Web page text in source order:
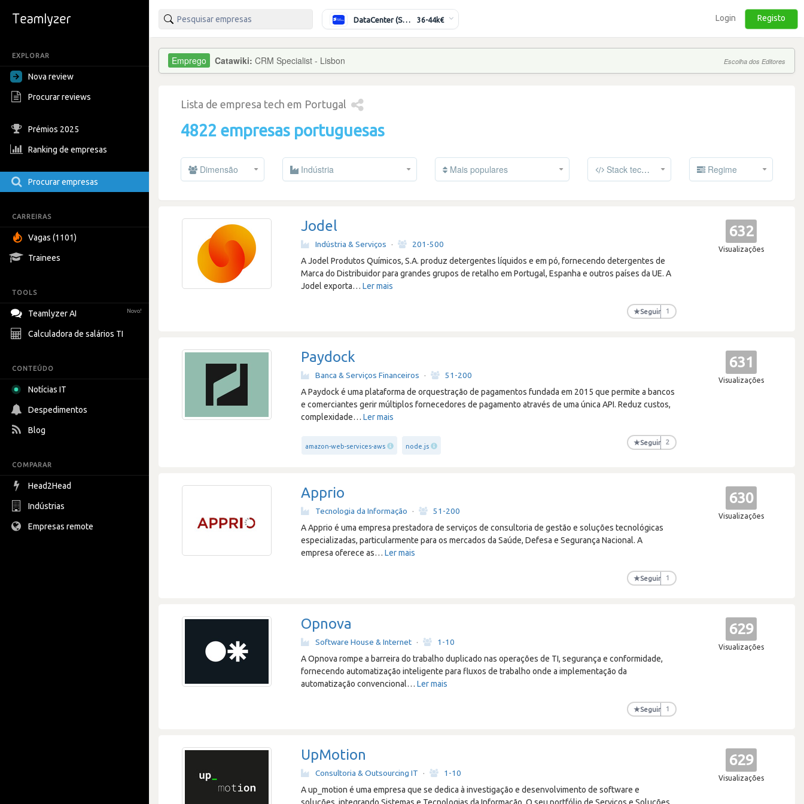
EXPLORAR
Nova review
Procurar reviews
Prémios 2025
Ranking de empresas
Procurar empresas
CARREIRAS
Vagas (1101)
Trainees
TOOLS
Teamlyzer AI Novo!
Calculadora de salários TI
CONTEÚDO
Notícias IT
Despedimentos
Blog
COMPARAR
Head2Head
Indústrias
Empresas remote
DataCenter (Switching/Routing) Sénior 36-44k€ Login Registo
Catawiki: CRM Specialist - Lisbon Escolha dos Editores
Lista de empresa tech em Portugal
4822 empresas portuguesas
Dimensão Indústria Mais populares Stack tecnológico Regime
Jodel
Indústria & Serviços ·
201-500
A Jodel Produtos Químicos, S.A. produz detergentes líquidos e em pó, fornecendo detergentes de
Marca do Distribuidor para grandes grupos de retalho em Portugal, Espanha e outros países da UE. A
Jodel exporta…Ler mais
★Seguir 1
632
Visualizações
Paydock
Banca & Serviços Financeiros ·
51-200
A Paydock é uma plataforma de orquestração de pagamentos fundada em 2015 que permite a bancos
e comerciantes gerir múltiplos fornecedores de pagamento através de uma única API. Reduz custos,
complexidade…Ler mais
amazon-web-services-aws node.js
★Seguir 2
631
Visualizações
Apprio
Tecnologia da Informação ·
51-200
A Apprio é uma empresa prestadora de serviços de consultoria de gestão e soluções tecnológicas
especializadas, particularmente para os mercados da Saúde, Defesa e Segurança Nacional. A
empresa oferece as…Ler mais
★Seguir 1
630
Visualizações
Opnova
Software House & Internet ·
1-10
A Opnova rompe a barreira do trabalho duplicado nas operações de TI, segurança e conformidade,
fornecendo automatização inteligente para fluxos de trabalho onde a implementação da
automatização convencional…Ler mais
★Seguir 1
629
Visualizações
UpMotion
Consultoria & Outsourcing IT ·
1-10
A up_motion é uma empresa que se dedica à investigação e desenvolvimento de software e
629
Visualizações